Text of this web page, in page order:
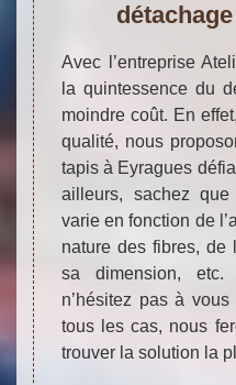
Avec l’entreprise
la quintessence du
moindre coût. En
qualité, nous
tapis à Eyragues
ailleurs, sachez
varie en fonction de
nature des fibres,
sa dimension,
n’hésitez pas à
tous les cas, nous
trouver la solution la